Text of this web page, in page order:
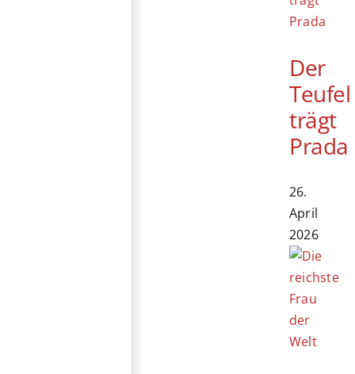
Der
Teufel
trägt
Prada
26.
April
2026